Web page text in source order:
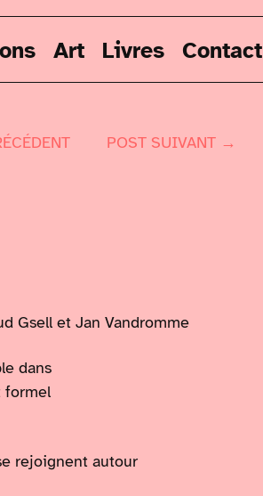
Art Livres Contact
POST SUIVANT →
Gsell et Jan Vandromme
dans
formel
rejoignent autour